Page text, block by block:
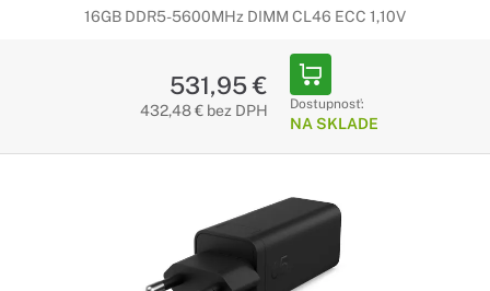
16GB DDR5-5600MHz DIMM CL46 ECC 1,10V
531,95 €
432,48 € bez DPH Dostupnosť:
NA SKLADE